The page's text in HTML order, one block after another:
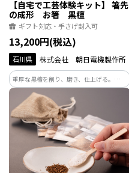
【自宅で工芸体験キット】 箸先
の成形 お箸 黒檀
ギフト対応・手さげ封入可
13,200円(税込)
石川県 株式会社 朝日電機製作所
重厚な黒檀を削り、磨き、仕上げる。本格
的な箸づくり体験。滑らかな質感と艶や
かな黒が美しく、毎日の食卓を特別にし
てくれます。職人の技と美意識を感じる上
質な一本に。